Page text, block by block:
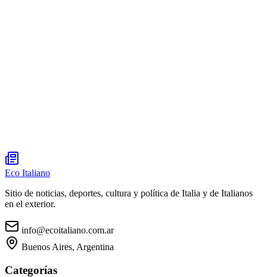
Eco Italiano
Sitio de noticias, deportes, cultura y política de Italia y de Italianos
en el exterior.
info@ecoitaliano.com.ar
Buenos Aires, Argentina
Categorías